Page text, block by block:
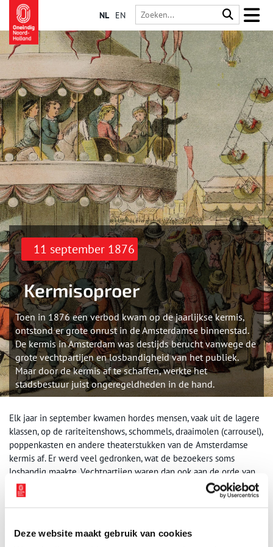
Deze website maakt gebruik van cookies
NL EN
11 september 1876
Kermisoproer
Toen in 1876 een verbod kwam op de jaarlijkse kermis,
ontstond er grote onrust in de Amsterdamse binnenstad.
De kermis in Amsterdam was destijds berucht vanwege de
grote vechtpartijen en losbandigheid van het publiek.
Maar door de kermis af te schaffen, werkte het
stadsbestuur juist ongeregeldheden in de hand.
Elk jaar in september kwamen hordes mensen, vaak uit de lagere
klassen, op de rariteitenshows, schommels, draaimolen (carrousel),
poppenkasten en andere theaterstukken van de Amsterdamse
kermis af. Er werd veel gedronken, wat de bezoekers soms
losbandig maakte. Vechtpartijen waren dan ook aan de orde van
de dag. De problemen die met het jaarlijkse volksvermaak
gepaard gingen, waren voor het Amsterdamse stadsbestuur een
reden om de kermis in 1876 af te schaffen. De kermisbezoekers
verwacht. Binnen de kortste keren ontstond een protestbeweging